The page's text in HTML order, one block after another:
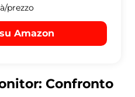
prezzo
Amazon
Confronto